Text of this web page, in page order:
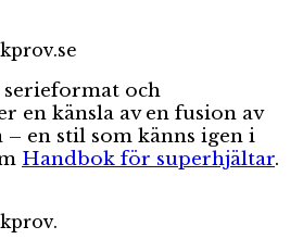
serieformat och
en känsla av en fusion av
– en stil som känns igen i
Handbok för superhjältar.